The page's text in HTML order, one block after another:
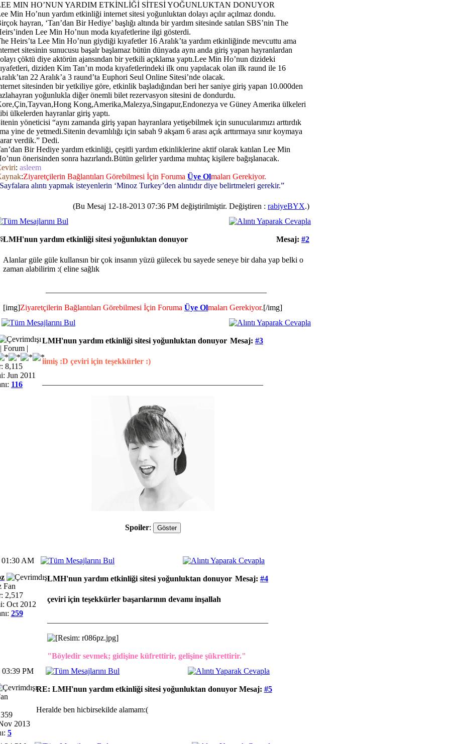
MIN HO’NUN YARDIM ETKİNLİĞİ SİTESİ YOĞUNLUKTAN DONUYOR
Min Ho’nun yardım etkinliği internet sitesi yoğunluktan dolayı açılır açılmaz dondu.
hayran, ‘Tan’dan Bir Hediye’ başlığı altında bir yardım sitesinde satılan SBS’nin The
Lee Min Ho’nun moda kıyafetlerine ilgi gösterdi.
Heirs’ta Lee Min Ho’nun giydiği kıyafetler 16 Aralık’ta yardım etkinliğinde mevcuttu ama
sitesinin sunucusu başalr başlamaz bütün dünyada aynı anda giriş yapan hayranlardan
çöktü diye aktörün ajansından bir yetkili açıklama yaptı.Lee Min Ho’nun dizideki
diziden Kim Tan’ın moda kıyafetlerindeki ilk onu yapılacak olan ilk raund ile 16
22 Aralık’a 3 raund’ta Euphori Seul Online Sitesi’nde olacak.
sitesinden bir yetkiliye göre, etkinlik başladığından beri her saniye giriş yapan 10.000den
yoğunlukla diğer önemli bilet rezervasyon sitesini de dondurdu.
Kong,Amerika,Malezya,Singapur,Endonezya ve Güney Amerika ülkeleri
ülkelerden hayranlar giriş yaptı.
yöneticisi “aynı zamanda giriş yapan hayranlara yetişebilmek için sunucularımızı arttırdık
yine de yetmedi.Sitenin devamlılığı için sabah 9 akşam 6 arası açık arttırmaya sınır koymaya
verdik.” Dedi.
Bir Hediye yardım etkinliği, çeşitli yardım etkinliklerine aktif olarak katılan Lee Min
önerisinden sonra hazırlandı.Bütün gelirler yardıma muhtaç kişilere bağışlanacak.
: asleem
:Ziyaretçilerin Bağlantıları Görebilmesi İçin Foruma Üye Olmaları Gerekiyor.
alıntı yapmak isteyenlerin ‘Minoz Turkey’den alıntıdır diye belirtmeleri gerekir.”
(Bu Mesaj 12-18-2013 07:36 PM değiştirilmiştir. Değiştiren : rabiyeBYX.)
Mesaj: #2
LMH'nun yardım etkinliği sitesi yoğunluktan donuyor
Alanlar güle güle kullansın bir çok insanın yüzü gülecek bu sayede seneye bir daha yap belki o
zaman alabilirim :( eline sağlık
[img]Ziyaretçilerin Bağlantıları Görebilmesi İçin Foruma Üye Olmaları Gerekiyor.[/img]
Forum |
8,115
Jun 2011
116
Mesaj: #3
LMH'nun yardım etkinliği sitesi yoğunluktan donuyor
iimiş :D çeviri için teşekkürler :)
Spoiler:
01:30 AM
Fan
2,517
Oct 2012
259
Mesaj: #4
LMH'nun yardım etkinliği sitesi yoğunluktan donuyor
çeviri için teşekkürler başarılarının devamı inşallah
"Böyledir sevmek; gidişine küfrettirir, gelişine şükrettirir."
03:39 PM
2013
5
Mesaj: #5
RE: LMH'nun yardım etkinliği sitesi yoğunluktan donuyor
Heralde ben hicbirsekilde alamam:(